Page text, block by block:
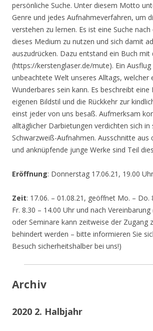
persönliche Suche. Unter diesem Motto
Genre und jedes Aufnahmeverfahren, um
verstehen zu lernen. Es ist eine Suche
dieses Medium zu nutzen und sich damit
auszudrücken. Dazu entstand ein Buch mit
(https://kerstenglaser.de/mute). Ein Ausflug
unbeachtete Welt unseres Alltags, welcher
Wunderbares sein kann. Es beschreibt eine
eigenen Bildstil und die Rückkehr zur
einst jeder von uns besaß. Aufmerksam
alltäglicher Darbietungen verdichten sich in
Schwarzweiß-Aufnahmen. Ausschnitte aus
und anknüpfende junge Werke sind Teil
Eröffnung: Donnerstag 17.06.21, 19.00 Uhr
Zeit: 17.06. – 01.08.21, geöffnet Mo. – Do.
Fr. 8.30 – 14.00 Uhr und nach
oder Seminare kann zeitweise der Zugang
behindert werden – bitte informieren Sie
Besuch sicherheitshalber bei uns!)
Archiv
2020 2. Halbjahr